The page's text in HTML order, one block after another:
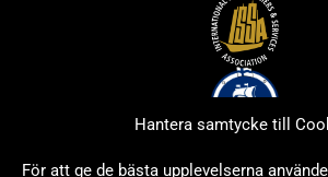
Hantera samtycke till
För att ge de bästa upplevelserna